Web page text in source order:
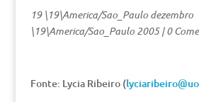
19 \19\America/Sao_Paulo dezembro
\19\America/Sao_Paulo 2005|0
Fonte: Lycia Ribeiro (